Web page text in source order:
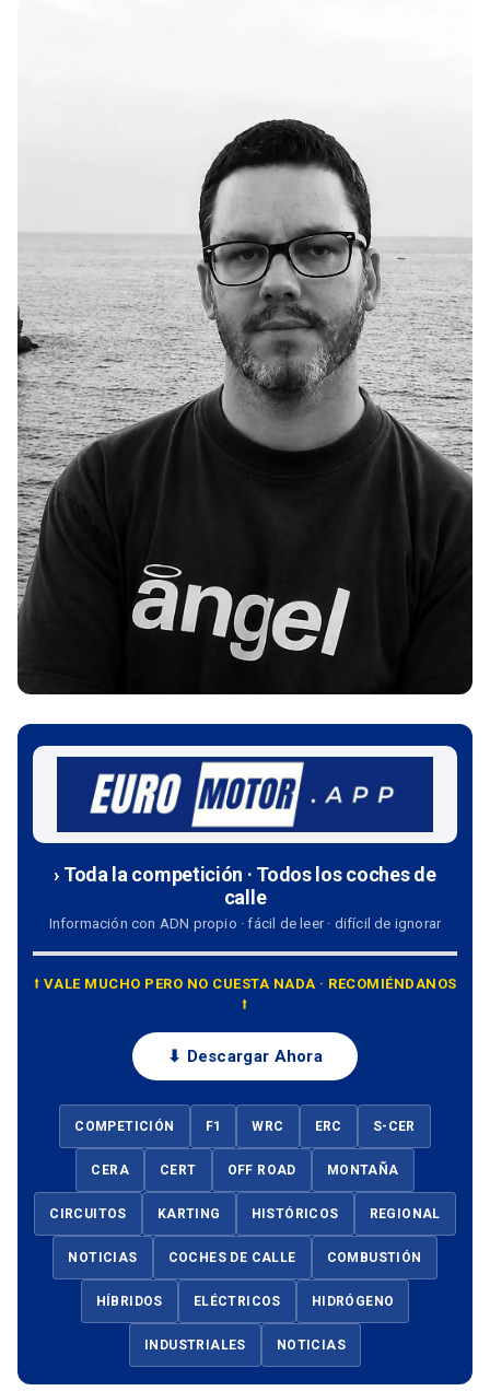
› Toda la competición · Todos los coches de
calle
Información con ADN propio · fácil de leer · difícil de ignorar
⭡ VALE MUCHO PERO NO CUESTA NADA · RECOMIÉNDANOS
⭡
⬇ Descargar Ahora
COMPETICIÓN F1 WRC ERC S-CER
CERA CERT OFF ROAD MONTAÑA
CIRCUITOS KARTING HISTÓRICOS REGIONAL
NOTICIAS COCHES DE CALLE COMBUSTIÓN
HÍBRIDOS ELÉCTRICOS HIDRÓGENO
INDUSTRIALES NOTICIAS